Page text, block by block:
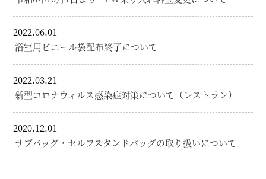
2022.06.01
浴室用ビニール袋配布終了について
2022.03.21
新型コロナウィルス感染症対策について（レストラン）
2020.12.01
サブバッグ・セルフスタンドバッグの取り扱いについて